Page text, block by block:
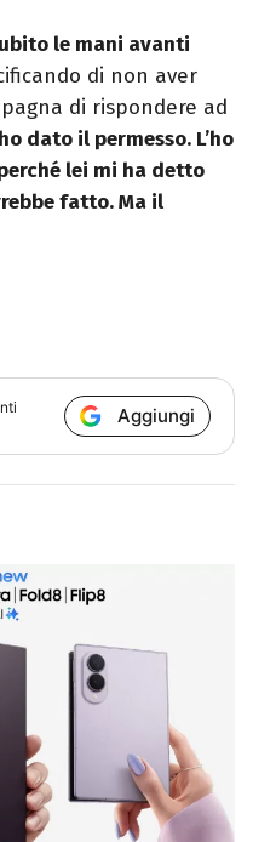
le mani avanti
di non aver
di rispondere ad
dato il permesso. L’ho
lei mi ha detto
fatto. Ma il
Aggiungi